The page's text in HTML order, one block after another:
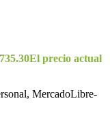
735.30El precio actual
MercadoLibre-